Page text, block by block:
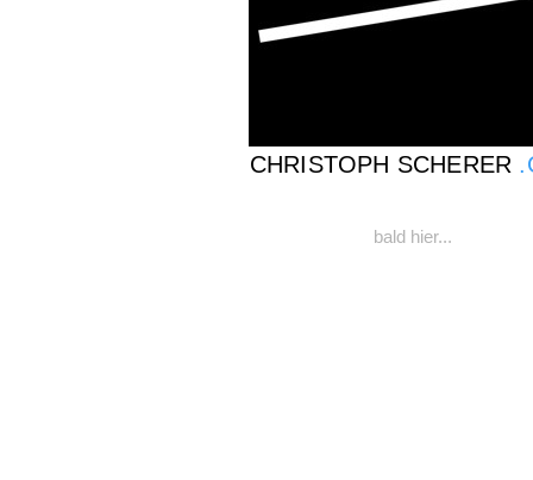
CHRISTOPH SCHERER
bald hier...